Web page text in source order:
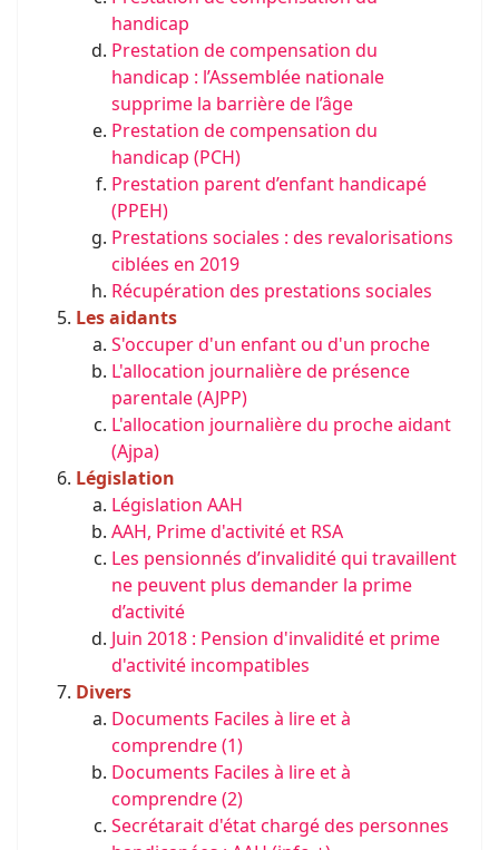
handicap
Prestation de compensation du
handicap : l’Assemblée nationale
supprime la barrière de l’âge
Prestation de compensation du
handicap (PCH)
Prestation parent d’enfant handicapé
(PPEH)
Prestations sociales : des revalorisations
ciblées en 2019
Récupération des prestations sociales
Les aidants
S'occuper d'un enfant ou d'un proche
L'allocation journalière de présence
parentale (AJPP)
L'allocation journalière du proche aidant
(Ajpa)
Législation
Législation AAH
AAH, Prime d'activité et RSA
Les pensionnés d’invalidité qui travaillent
ne peuvent plus demander la prime
d’activité
Juin 2018 : Pension d'invalidité et prime
d'activité incompatibles
Divers
Documents Faciles à lire et à
comprendre (1)
Documents Faciles à lire et à
comprendre (2)
Secrétarait d'état chargé des personnes